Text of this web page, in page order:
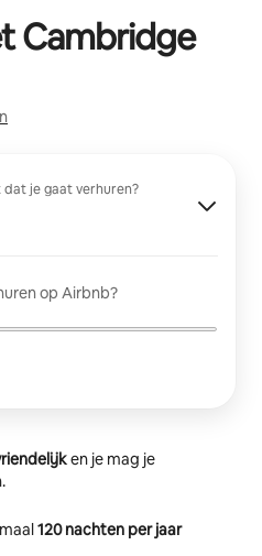
Cambridge
je gaat verhuren?
op Airbnb?
en je mag je
120 nachten per jaar